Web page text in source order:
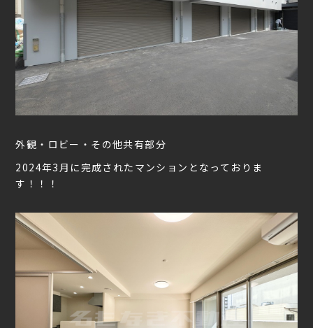
外観・ロビー・その他共有部分
2024年3月に完成されたマンションとなっておりま
す！！！